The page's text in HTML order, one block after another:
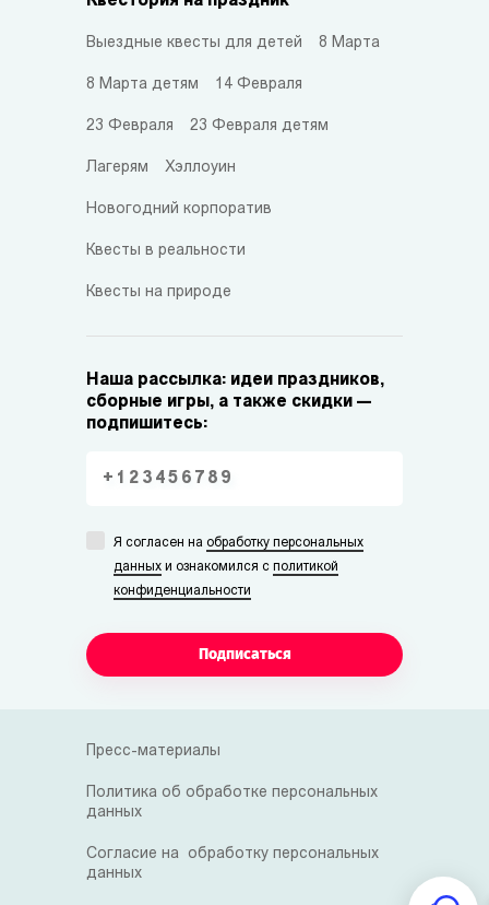
Выездные квесты для детей 8 Марта
8 Марта детям 14 Февраля
23 Февраля 23 Февраля детям
Лагерям Хэллоуин
Новогодний корпоратив
Квесты в реальности
Квесты на природе
Наша рассылка: идеи праздников,
сборные игры, а также скидки —
подпишитесь:
Я согласен на обработку персональных
данных и ознакомился с политикой
конфиденциальности
Подписаться
Пресс-материалы
Политика об обработке персональных
данных
Согласие на обработку персональных
данных